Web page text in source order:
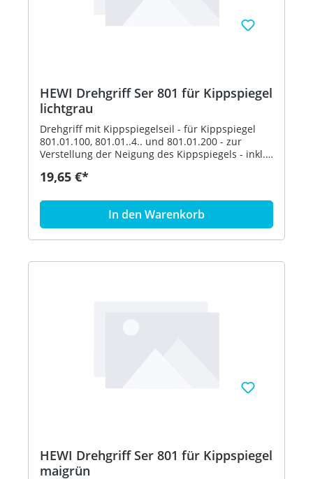
HEWI Drehgriff Ser 801 für Kippspiegel
lichtgrau
Drehgriff mit Kippspiegelseil - für Kippspiegel
801.01.100, 801.01..4.. und 801.01.200 - zur
Verstellung der Neigung des Kippspiegels - inkl.
Polyamid nach HEWI Farbtabelle - in HEWI Farbe
19,65 €*
In den Warenkorb
HEWI Drehgriff Ser 801 für Kippspiegel
maigrün